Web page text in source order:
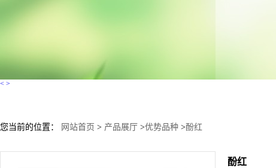
< >
您当前的位置： 网站首页 > 产品展厅 >优势品种 >酚红
酚红